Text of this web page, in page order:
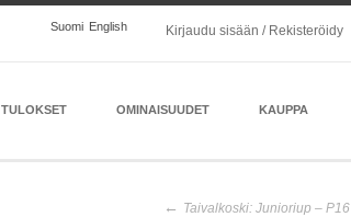
Suomi English Kirjaudu sisään / Rekisteröidy
TULOKSET OMINAISUUDET KAUPPA
Taivalkoski: Junioriup – P16